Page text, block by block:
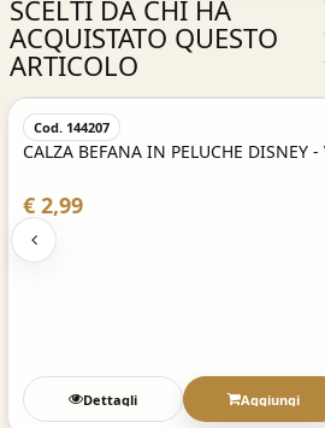
SCELTI DA CHI HA
ACQUISTATO QUESTO
ARTICOLO
Cod. 144207
CALZA BEFANA IN PELUCHE DISNEY -
€ 2,99
Dettagli Aggiungi